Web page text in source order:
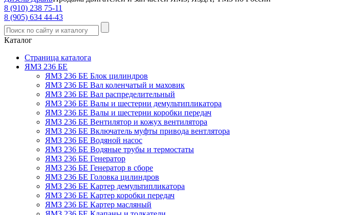
8 (910) 238 75-11
8 (905) 634 44-43
Каталог
Страница каталога
ЯМЗ 236 БЕ
ЯМЗ 236 БЕ Блок цилиндров
ЯМЗ 236 БЕ Вал коленчатый и маховик
ЯМЗ 236 БЕ Вал распределительный
ЯМЗ 236 БЕ Валы и шестерни демультипликатора
ЯМЗ 236 БЕ Валы и шестерни коробки передач
ЯМЗ 236 БЕ Вентилятор и кожух вентилятора
ЯМЗ 236 БЕ Включатель муфты привода вентлятора
ЯМЗ 236 БЕ Водяной насос
ЯМЗ 236 БЕ Водяные трубы и термостаты
ЯМЗ 236 БЕ Генератор
ЯМЗ 236 БЕ Генератор в сборе
ЯМЗ 236 БЕ Головка цилиндров
ЯМЗ 236 БЕ Картер демультипликатора
ЯМЗ 236 БЕ Картер коробки передач
ЯМЗ 236 БЕ Картер масляный